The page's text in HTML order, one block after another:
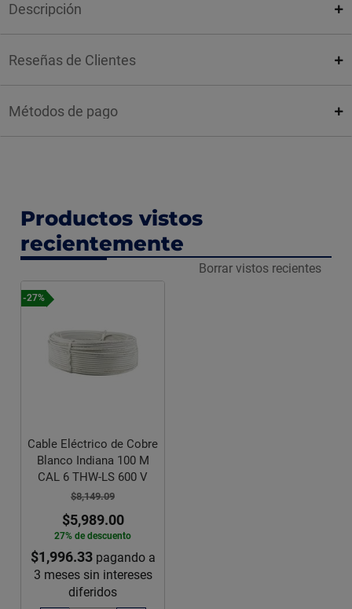
Descripción
Reseñas de Clientes
Métodos de pago
Productos vistos
recientemente
Borrar vistos recientes
-27%
Cable Eléctrico de Cobre
Blanco Indiana 100 M
CAL 6 THW-LS 600 V
$8,149.09
$5,989.00
27% de descuento
$1,996.33pagando a
3 meses sin intereses
diferidos